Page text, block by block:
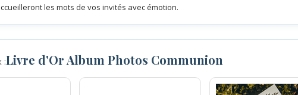
les mots de vos invités avec émotion.
:Livre d'Or Album Photos Communion